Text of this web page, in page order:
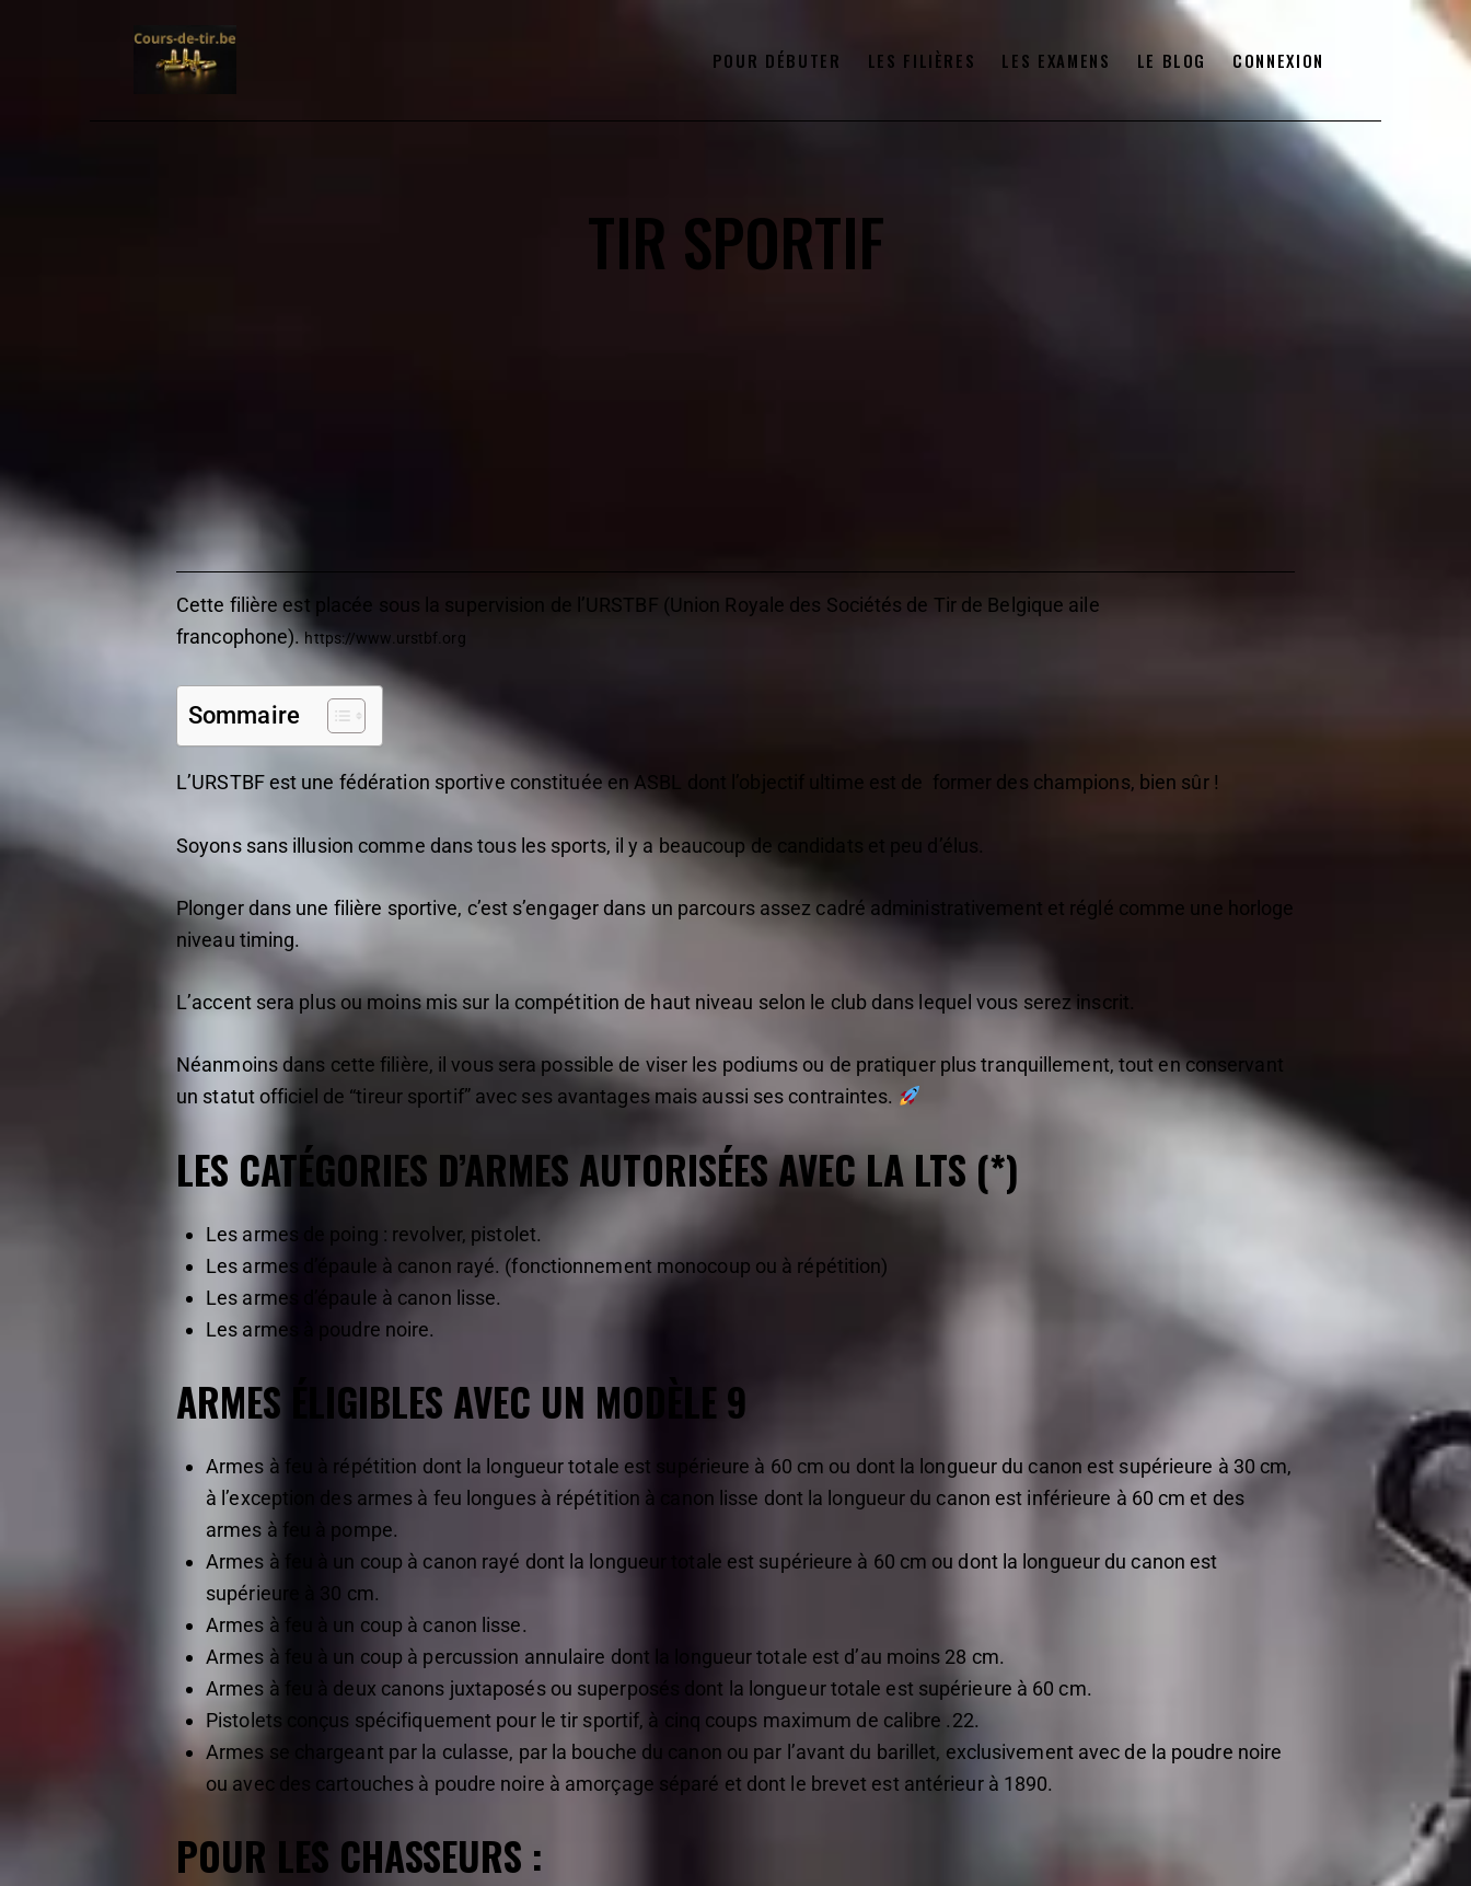
POUR DÉBUTER LES FILIÈRES LES EXAMENS LE BLOG CONNEXION
TIR SPORTIF
Cette filière est placée sous la supervision de l’URSTBF (Union Royale des Sociétés de Tir de Belgique aile
francophone).https://www.urstbf.org
Sommaire
L’URSTBF est une fédération sportive constituée en ASBL dont l’objectif ultime est de former des champions, bien sûr !
Soyons sans illusion comme dans tous les sports, il y a beaucoup de candidats et peu d’élus.
Plonger dans une filière sportive, c’est s’engager dans un parcours assez cadré administrativement et réglé comme une horloge
niveau timing.
L’accent sera plus ou moins mis sur la compétition de haut niveau selon le club dans lequel vous serez inscrit.
Néanmoins dans cette filière, il vous sera possible de viser les podiums ou de pratiquer plus tranquillement, tout en conservant
un statut officiel de “tireur sportif” avec ses avantages mais aussi ses contraintes.
LES CATÉGORIES D’ARMES AUTORISÉES AVEC LA LTS (*)
Les armes de poing : revolver, pistolet.
Les armes d’épaule à canon rayé. (fonctionnement monocoup ou à répétition)
Les armes d’épaule à canon lisse.
Les armes à poudre noire.
ARMES ÉLIGIBLES AVEC UN MODÈLE 9
Armes à feu à répétition dont la longueur totale est supérieure à 60 cm ou dont la longueur du canon est supérieure à 30 cm,
à l’exception des armes à feu longues à répétition à canon lisse dont la longueur du canon est inférieure à 60 cm et des
armes à feu à pompe.
Armes à feu à un coup à canon rayé dont la longueur totale est supérieure à 60 cm ou dont la longueur du canon est
supérieure à 30 cm.
Armes à feu à un coup à canon lisse.
Armes à feu à un coup à percussion annulaire dont la longueur totale est d’au moins 28 cm.
Armes à feu à deux canons juxtaposés ou superposés dont la longueur totale est supérieure à 60 cm.
Pistolets conçus spécifiquement pour le tir sportif, à cinq coups maximum de calibre .22.
Armes se chargeant par la culasse, par la bouche du canon ou par l’avant du barillet, exclusivement avec de la poudre noire
ou avec des cartouches à poudre noire à amorçage séparé et dont le brevet est antérieur à 1890.
POUR LES CHASSEURS :